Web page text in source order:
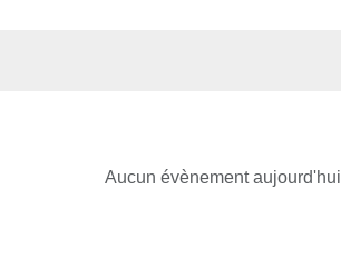
Aucun évènement aujourd'hui